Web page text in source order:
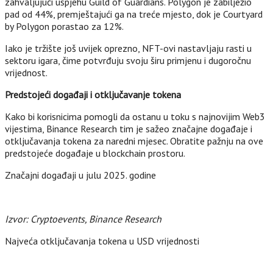
pad od 44%, premještajući ga na treće mjesto, dok je Courtyard
by Polygon porastao za 12%.
Iako je tržište još uvijek oprezno, NFT-ovi nastavljaju rasti u
sektoru igara, čime potvrđuju svoju širu primjenu i dugoročnu
vrijednost.
Predstojeći događaji i otključavanje tokena
Kako bi korisnicima pomogli da ostanu u toku s najnovijim Web3
vijestima, Binance Research tim je sažeo značajne događaje i
otključavanja tokena za naredni mjesec. Obratite pažnju na ove
predstojeće događaje u blockchain prostoru.
Značajni događaji u julu 2025. godine
Izvor: Cryptoevents, Binance Research
Najveća otključavanja tokena u USD vrijednosti